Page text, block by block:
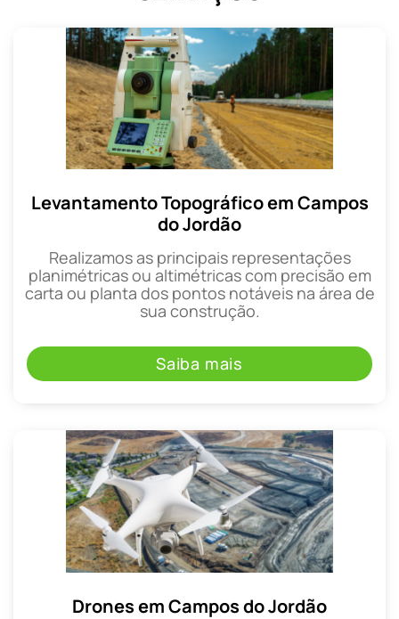
Levantamento Topográfico em Campos
do Jordão
Realizamos as principais representações
planimétricas ou altimétricas com precisão em
carta ou planta dos pontos notáveis na área de
sua construção.
Saiba mais
Drones em Campos do Jordão